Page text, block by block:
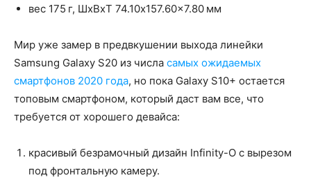
вес 175 г, ШxВxТ 74.10x157.60x7.80 мм
Мир уже замер в предвкушении выхода линейки
Samsung Galaxy S20 из числа самых ожидаемых
смартфонов 2020 года, но пока Galaxy S10+ остается
топовым смартфоном, который даст вам все, что
требуется от хорошего девайса:
красивый безрамочный дизайн Infinity-O с вырезом
под фронтальную камеру.